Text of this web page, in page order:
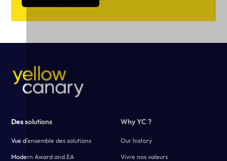
Des solutions
Vue d'ensemble des solutions
Modern Award and EA
Why YC ?
Our history
Vivre nos valeurs